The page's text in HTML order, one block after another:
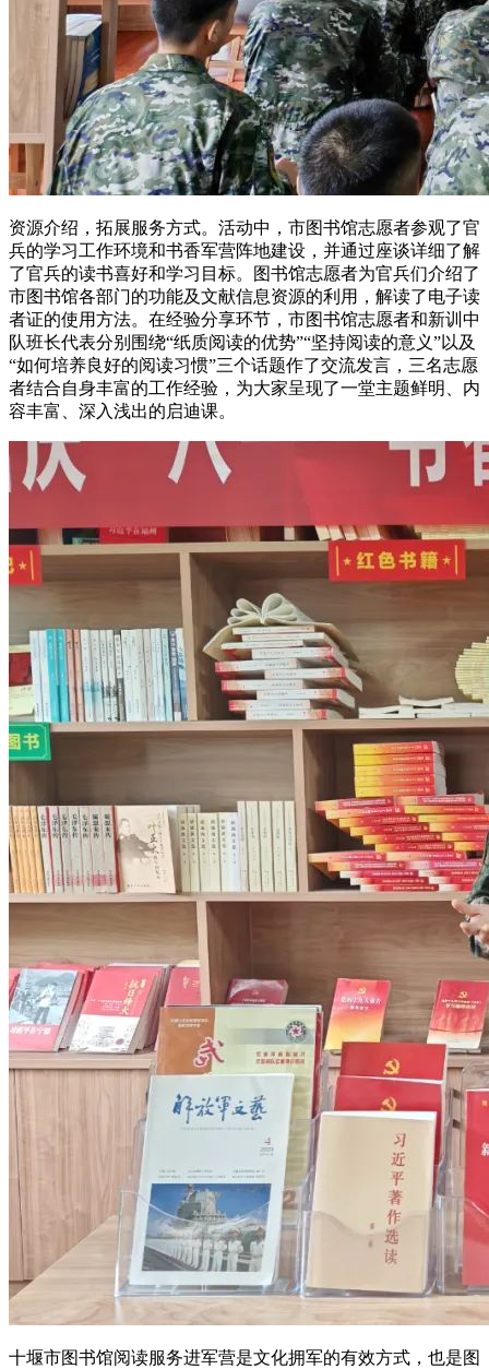
资源介绍，拓展服务方式。活动中，市图书馆志愿者参观了官
兵的学习工作环境和书香军营阵地建设，并通过座谈详细了解
了官兵的读书喜好和学习目标。图书馆志愿者为官兵们介绍了
市图书馆各部门的功能及文献信息资源的利用，解读了电子读
者证的使用方法。在经验分享环节，市图书馆志愿者和新训中
队班长代表分别围绕“纸质阅读的优势”“坚持阅读的意义”以及
“如何培养良好的阅读习惯”三个话题作了交流发言，三名志愿
者结合自身丰富的工作经验，为大家呈现了一堂主题鲜明、内
容丰富、深入浅出的启迪课。
十堰市图书馆阅读服务进军营是文化拥军的有效方式，也是图